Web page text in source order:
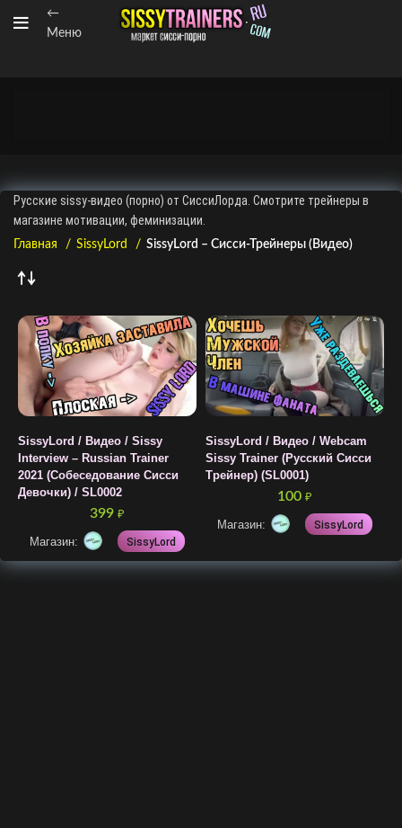
←
Меню
Русские sissy-видео (порно) от СиссиЛорда. Смотрите трейнеры в
магазине мотивации, феминизации.
Главная SissyLord SissyLord – Сисси-Трейнеры (Видео)
SissyLord / Видео / Sissy
Interview – Russian Trainer
2021 (Собеседование Сисси
Девочки) / SL0002
399 ₽
Магазин: SissyLord
SissyLord / Видео / Webcam
Sissy Trainer (Русский Сисси
Трейнер) (SL0001)
100 ₽
Магазин: SissyLord